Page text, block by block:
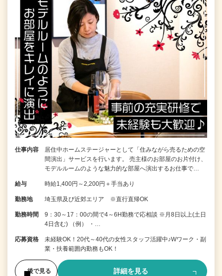
仕事内容
居住中ホームステージャーとして「住みながら売るための空
間演出」サービスを行います。 売主様のお部屋のお片付け、
モデルルームのような魅力的な部屋へ演出するお仕事で…
給与 時給1,400円～2,200円＋手当あり
勤務地 埼玉県及び近郊エリア ※直行直帰OK
勤務時間
9：30～17：00の間で4～6H勤務で応相談 ※月8日以上(土日
4日含む) （例） ・…
応募資格
未経験OK！20代～40代の女性スタッフ活躍中♪Wワーク・副
業・扶養範囲内勤務もOK！
後で見る 詳細を見る